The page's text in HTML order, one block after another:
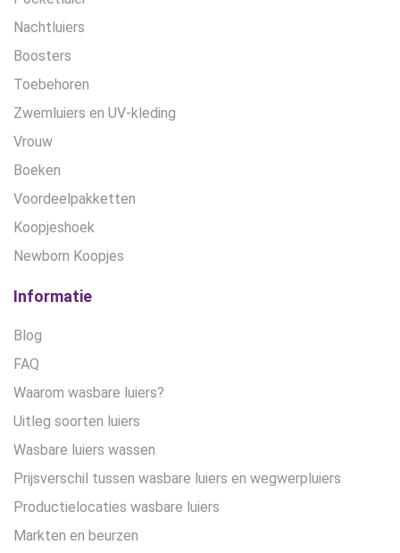
Nachtluiers
Boosters
Toebehoren
Zwemluiers en UV-kleding
Vrouw
Boeken
Voordeelpakketten
Koopjeshoek
Newborn Koopjes
Informatie
Blog
FAQ
Waarom wasbare luiers?
Uitleg soorten luiers
Wasbare luiers wassen
Prijsverschil tussen wasbare luiers en wegwerpluiers
Productielocaties wasbare luiers
Markten en beurzen